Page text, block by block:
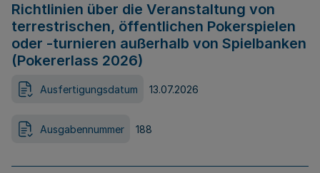
Richtlinien über die Veranstaltung von
terrestrischen, öffentlichen Pokerspielen
oder -turnieren außerhalb von Spielbanken
(Pokererlass 2026)
Ausfertigungsdatum 13.07.2026
Ausgabennummer 188